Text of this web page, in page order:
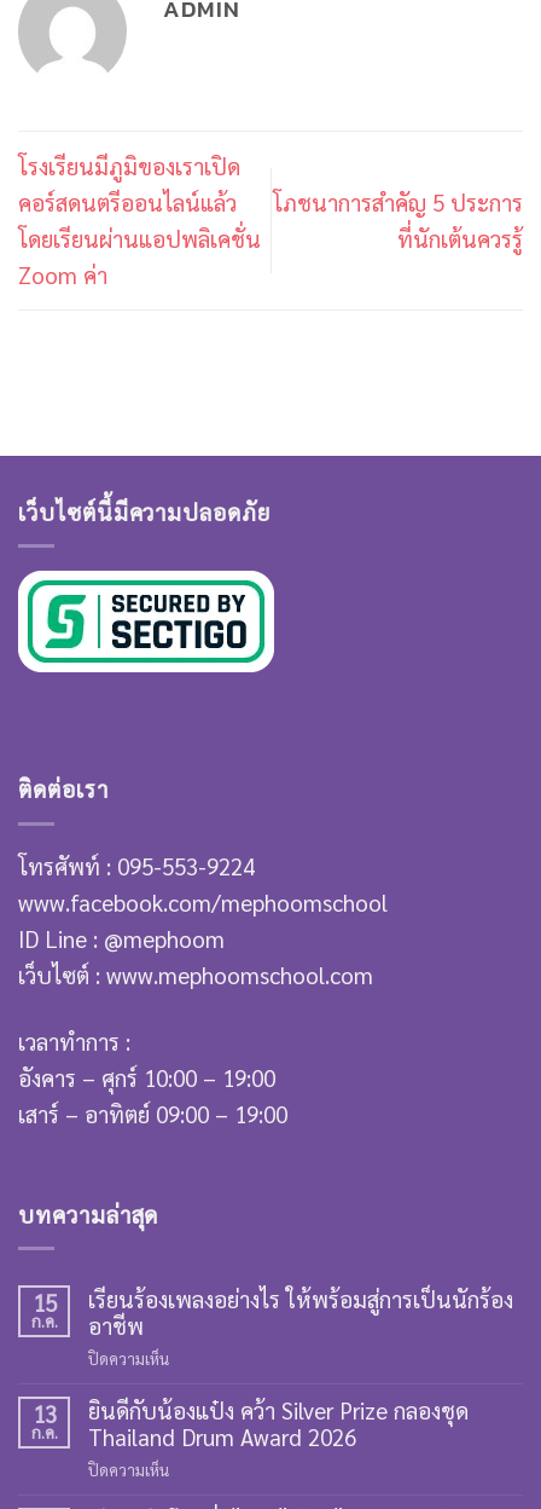
ADMIN
โรงเรียนมีภูมิของเราเปิด
คอร์สดนตรีออนไลน์แล้ว
โดยเรียนผ่านแอปพลิเคชั่น
Zoom ค่า
โภชนาการสำคัญ 5 ประการ
ที่นักเต้นควรรู้
เว็บไซต์นี้มีความปลอดภัย
ติดต่อเรา
โทรศัพท์ : 095-553-9224
www.facebook.com/mephoomschool
ID Line : @mephoom
เว็บไซต์ : www.mephoomschool.com
เวลาทำการ :
อังคาร – ศุกร์ 10:00 – 19:00
เสาร์ – อาทิตย์ 09:00 – 19:00
บทความล่าสุด
15
ก.ค.
เรียนร้องเพลงอย่างไร ให้พร้อมสู่การเป็นนักร้อง
อาชีพ
ปิดความเห็น
ร้อง
เพลง
13
ก.ค.
ยินดีกับน้องแป๋ง คว้า Silver Prize กลองชุด
Thailand Drum Award 2026
ปิดความเห็น